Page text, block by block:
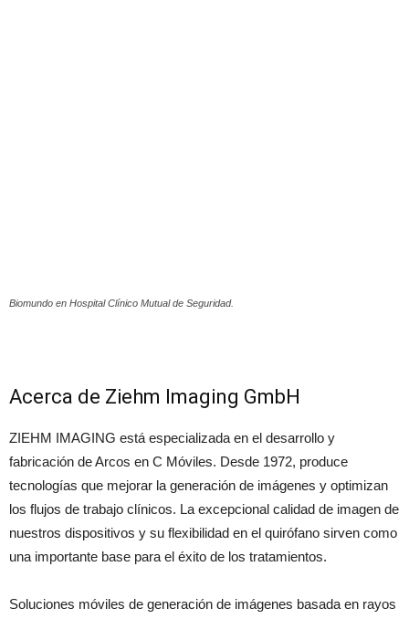
Biomundo en Hospital Clínico Mutual de Seguridad.
Acerca de Ziehm Imaging GmbH
ZIEHM IMAGING está especializada en el desarrollo y
fabricación de Arcos en C Móviles. Desde 1972, produce
tecnologías que mejorar la generación de imágenes y optimizan
los flujos de trabajo clínicos. La excepcional calidad de imagen de
nuestros dispositivos y su flexibilidad en el quirófano sirven como
una importante base para el éxito de los tratamientos.
Soluciones móviles de generación de imágenes basada en rayos